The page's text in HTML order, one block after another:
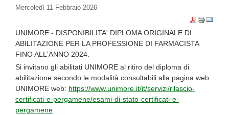
Mercoledì 11 Febbraio 2026
UNIMORE - DISPONIBILITA' DIPLOMA ORIGINALE DI
ABILITAZIONE PER LA PROFESSIONE DI FARMACISTA
FINO ALL'ANNO 2024.
Si invitano gli abilitati UNIMORE al ritiro del diploma di
abilitazione secondo le modalità consultabili alla pagina web
UNIMORE web: https://www.unimore.it/it/servizi/rilascio-
certificati-e-pergamene/esami-di-stato-certificati-e-
pergamene